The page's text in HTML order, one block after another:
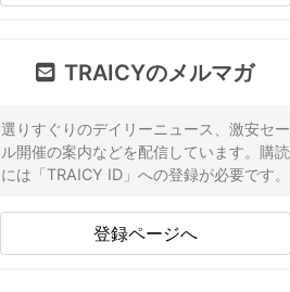
TRAICYのメルマガ
選りすぐりのデイリーニュース、激安セー
ル開催の案内などを配信しています。購読
には「TRAICY ID」への登録が必要です。
登録ページへ